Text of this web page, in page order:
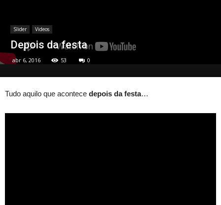
Slider Videos
Depois da festa
abr 6, 2016 53 0
Tudo aquilo que acontece depois da festa…